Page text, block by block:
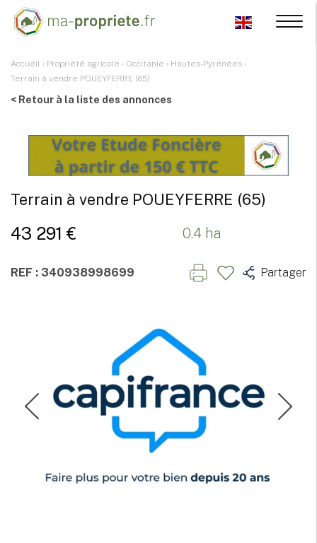
Accueil › Propriété agricole › Occitanie › Hautes-Pyrénées ›
Terrain à vendre POUEYFERRE (65)
< Retour à la liste des annonces
Terrain à vendre POUEYFERRE (65)
43 291 € 0.4 ha
REF : 340938998699 Partager